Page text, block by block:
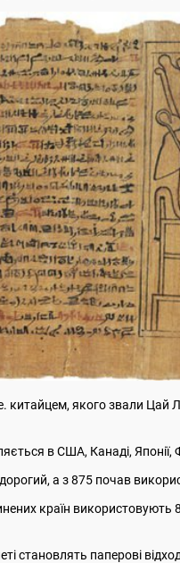
китайцем, якого звали Цай
в США, Канаді, Японії,
а з 875 почав
країн використовують
становлять паперові